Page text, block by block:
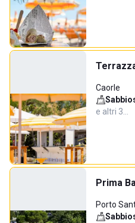
Caorle
e altri 3…
Prima
Porto